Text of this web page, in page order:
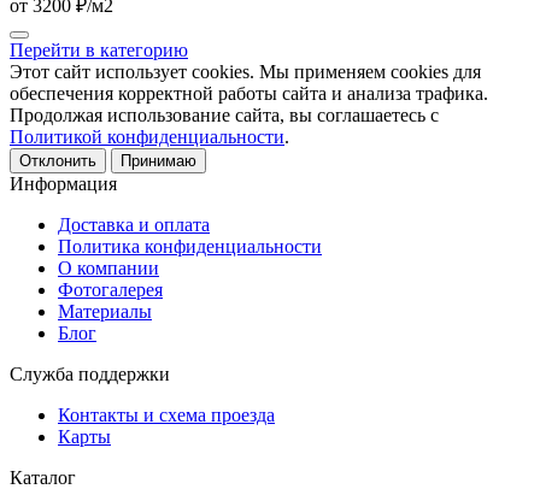
от 3200 ₽/м2
Перейти в категорию
Этот сайт использует cookies. Мы применяем cookies для
обеспечения корректной работы сайта и анализа трафика.
Продолжая использование сайта, вы соглашаетесь с
Политикой конфиденциальности.
Отклонить Принимаю
Информация
Доставка и оплата
Политика конфиденциальности
О компании
Фотогалерея
Материалы
Блог
Служба поддержки
Контакты и схема проезда
Карты
Каталог